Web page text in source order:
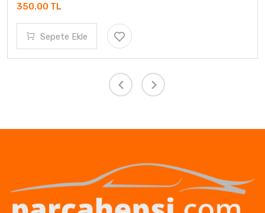
350.00 TL
Sepete Ekle